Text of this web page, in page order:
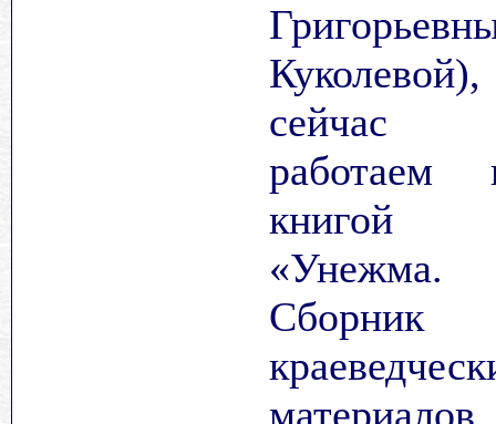
Куколевой),
сейчас
работаем
книгой
«Унежма.
Сборник